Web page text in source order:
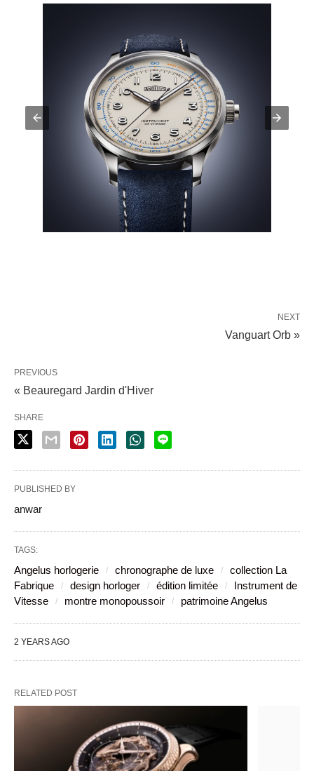
NEXT
Vanguart Orb »
PREVIOUS
« Beauregard Jardin d'Hiver
SHARE
PUBLISHED BY
anwar
TAGS:
Angelus horlogerie chronographe de luxe
collection La
Fabrique
design horloger édition limitée
Instrument de
Vitesse
montre monopoussoir patrimoine Angelus
2 YEARS AGO
RELATED POST